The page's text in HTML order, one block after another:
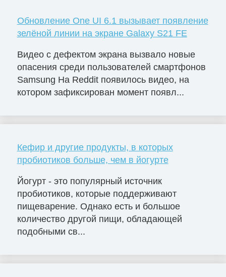
Обновление One UI 6.1 вызывает появление
зелёной линии на экране Galaxy S21 FE
Видео с дефектом экрана вызвало новые
опасения среди пользователей смартфонов
Samsung На Reddit появилось видео, на
котором зафиксирован момент появл...
Кефир и другие продукты, в которых
пробиотиков больше, чем в йогурте
Йогурт - это популярный источник
пробиотиков, которые поддерживают
пищеварение. Однако есть и большое
количество другой пищи, обладающей
подобными св...